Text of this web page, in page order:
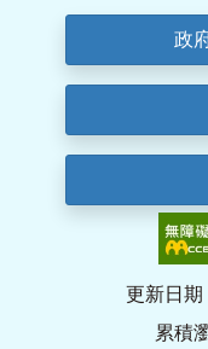
政
更新日期
累積